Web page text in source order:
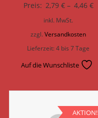
Preis: 2,79 €– 4,46 €
inkl. MwSt.
zzgl.Versandkosten
Lieferzeit:4 bis 7 Tage
Auf die Wunschliste
AKTION!